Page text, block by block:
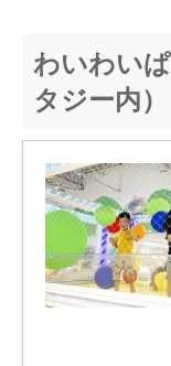
わいわい
タジー内）